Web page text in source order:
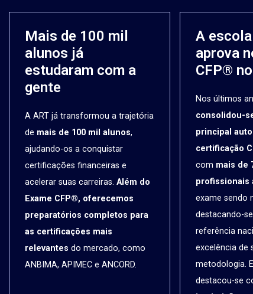
Mais de 100 mil
alunos já
estudaram com a
gente
A ART já transformou a trajetória
de mais de 100 mil alunos,
ajudando-os a conquistar
certificações financeiras e
acelerar suas carreiras. Além do
Exame CFP®, oferecemos
preparatórios completos para
as certificações mais
relevantes do mercado, como
ANBIMA, APIMEC e ANCORD.
A
aprova
CFP®
Nos últimos
consolidou-
principal
certificação
com mais de
profissionais
exame sendo
destacando-
referência
excelência de
metodologia.
destacou-se